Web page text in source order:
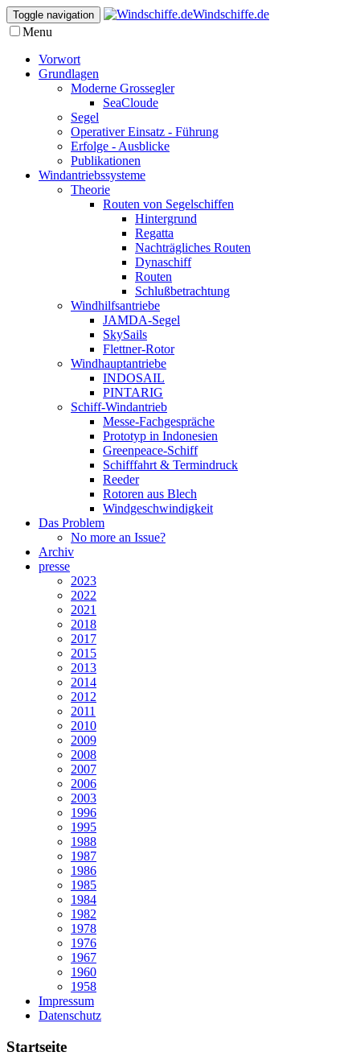
Toggle navigation
Windschiffe.de
Menu
Vorwort
Grundlagen
Moderne Grossegler
SeaCloude
Segel
Operativer Einsatz - Führung
Erfolge - Ausblicke
Publikationen
Windantriebssysteme
Theorie
Routen von Segelschiffen
Hintergrund
Regatta
Nachträgliches Routen
Dynaschiff
Routen
Schlußbetrachtung
Windhilfsantriebe
JAMDA-Segel
SkySails
Flettner-Rotor
Windhauptantriebe
INDOSAIL
PINTARIG
Schiff-Windantrieb
Messe-Fachgespräche
Prototyp in Indonesien
Greenpeace-Schiff
Schifffahrt & Termindruck
Reeder
Rotoren aus Blech
Windgeschwindigkeit
Das Problem
No more an Issue?
Archiv
presse
2023
2022
2021
2018
2017
2015
2013
2014
2012
2011
2010
2009
2008
2007
2006
2003
1996
1995
1988
1987
1986
1985
1984
1982
1978
1976
1967
1960
1958
Impressum
Datenschutz
Startseite